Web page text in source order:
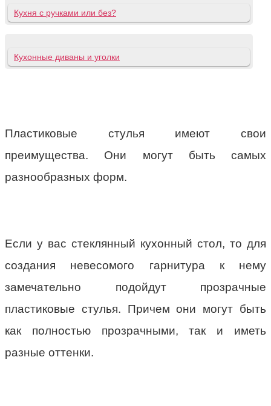
Кухня с ручками или без?
Кухонные диваны и уголки
Пластиковые стулья имеют свои
преимущества. Они могут быть самых
разнообразных форм.
Если у вас стеклянный кухонный стол, то для
создания невесомого гарнитура к нему
замечательно подойдут прозрачные
пластиковые стулья. Причем они могут быть
как полностью прозрачными, так и иметь
разные оттенки.